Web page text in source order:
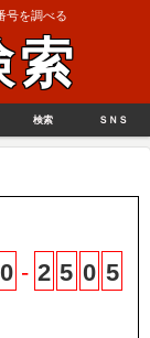
号を調べる
索
検索 ＳＮＳ
0 - 2 5 0 5